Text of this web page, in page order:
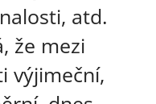
atd.
že mezi
výjimeční,